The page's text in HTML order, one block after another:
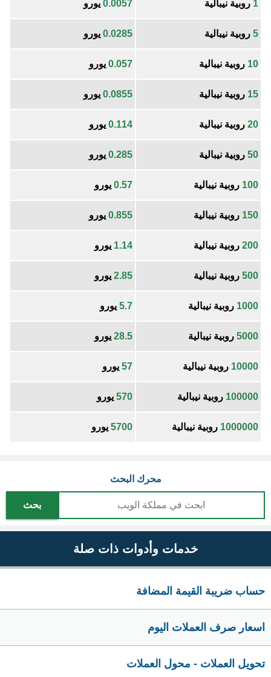
1 روبية نيبالية 0.0057 يورو
5 روبية نيبالية 0.0285 يورو
10 روبية نيبالية 0.057 يورو
15 روبية نيبالية 0.0855 يورو
20 روبية نيبالية 0.114 يورو
50 روبية نيبالية 0.285 يورو
100 روبية نيبالية 0.57 يورو
150 روبية نيبالية 0.855 يورو
200 روبية نيبالية 1.14 يورو
500 روبية نيبالية 2.85 يورو
1000 روبية نيبالية 5.7 يورو
5000 روبية نيبالية 28.5 يورو
10000 روبية نيبالية 57 يورو
100000 روبية نيبالية 570 يورو
1000000 روبية نيبالية 5700 يورو
محرك البحث
بحث
خدمات وأدوات ذات صلة
حساب ضريبة القيمة المضافة
اسعار صرف العملات اليوم
تحويل العملات - محول العملات